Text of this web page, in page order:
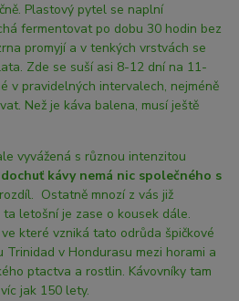
Plastový pytel se naplní
fermentovat po dobu 30 hodin bez
promyjí a v tenkých vrstvách se
Zde se suší asi 8-12 dní na 11-
v pravidelných intervalech, nejméně
Než je káva balena, musí ještě
vyvážená s různou intenzitou
kávy nemá nic společného s
Ostatně mnozí z vás již
letošní je zase o kousek dále.
ve které vzniká tato odrůda špičkové
Trinidad v Hondurasu mezi horami a
ptactva a rostlin. Kávovníky tam
jak 150 lety.